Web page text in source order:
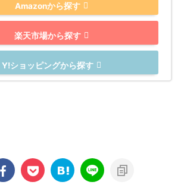
Amazonから探す
楽天市場から探す
Y!ショッピングから探す